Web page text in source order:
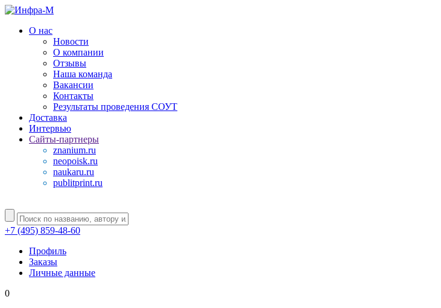
О нас
Новости
О компании
Отзывы
Наша команда
Вакансии
Контакты
Результаты проведения СОУТ
Доставка
Интервью
Сайты-партнеры
znanium.ru
neopoisk.ru
naukaru.ru
publitprint.ru
+7 (495) 859-48-60
Профиль
Заказы
Личные данные
0